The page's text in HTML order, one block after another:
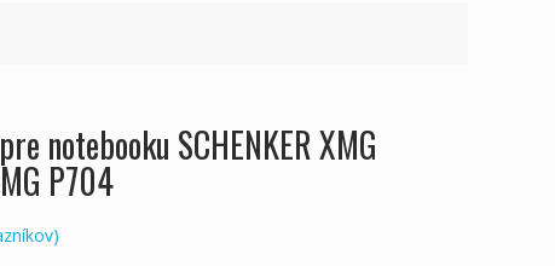
notebooku SCHENKER XMG
P704